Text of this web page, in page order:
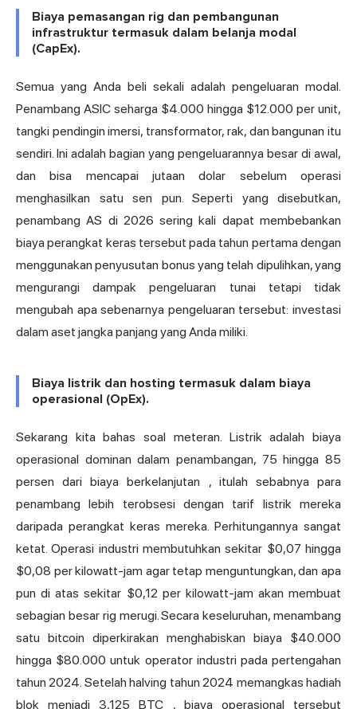
Biaya pemasangan rig dan pembangunan
infrastruktur termasuk dalam belanja modal
(CapEx).
Semua yang Anda beli sekali adalah pengeluaran modal.
Penambang ASIC seharga $4.000 hingga $12.000 per unit,
tangki pendingin imersi, transformator, rak, dan bangunan itu
sendiri. Ini adalah bagian yang pengeluarannya besar di awal,
dan bisa mencapai jutaan dolar sebelum operasi
menghasilkan satu sen pun. Seperti yang disebutkan,
penambang AS di 2026 sering kali dapat membebankan
biaya perangkat keras tersebut pada tahun pertama dengan
menggunakan penyusutan bonus yang telah dipulihkan, yang
mengurangi dampak pengeluaran tunai tetapi tidak
mengubah apa sebenarnya pengeluaran tersebut: investasi
dalam aset jangka panjang yang Anda miliki.
Biaya listrik dan hosting termasuk dalam biaya
operasional (OpEx).
Sekarang kita bahas soal meteran. Listrik adalah biaya
operasional dominan dalam penambangan, 75 hingga 85
persen dari biaya berkelanjutan , itulah sebabnya para
penambang lebih terobsesi dengan tarif listrik mereka
daripada perangkat keras mereka. Perhitungannya sangat
ketat. Operasi industri membutuhkan sekitar $0,07 hingga
$0,08 per kilowatt-jam agar tetap menguntungkan, dan apa
pun di atas sekitar $0,12 per kilowatt-jam akan membuat
sebagian besar rig merugi. Secara keseluruhan, menambang
satu bitcoin diperkirakan menghabiskan biaya $40.000
hingga $80.000 untuk operator industri pada pertengahan
tahun 2024. Setelah halving tahun 2024 memangkas hadiah
blok menjadi3,125 BTC , biaya operasional tersebut